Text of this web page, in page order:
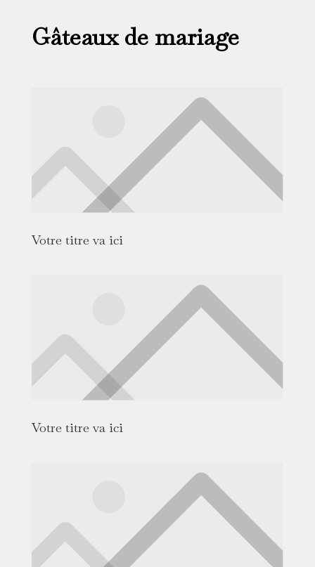
Gâteaux de mariage
Votre titre va ici
Votre titre va ici